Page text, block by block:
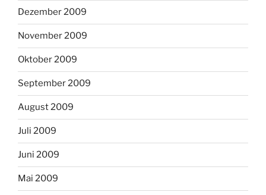
Dezember 2009
November 2009
Oktober 2009
September 2009
August 2009
Juli 2009
Juni 2009
Mai 2009